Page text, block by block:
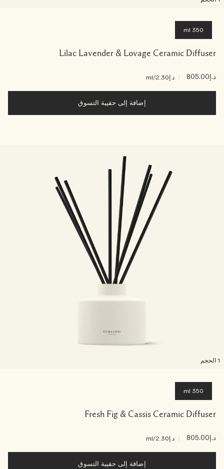
350 ml
Lilac Lavender & Lovage Ceramic Diffuser
د.إ805.00 د.إ2.30 /ml
إضافة إلى حقيبة التسوق
350 ml
Fresh Fig & Cassis Ceramic Diffuser
د.إ805.00 د.إ2.30 /ml
إضافة إلى حقيبة التسوق